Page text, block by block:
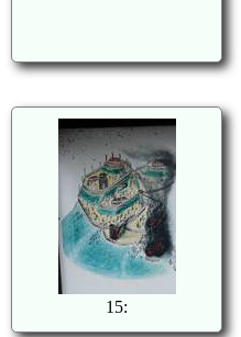
15: